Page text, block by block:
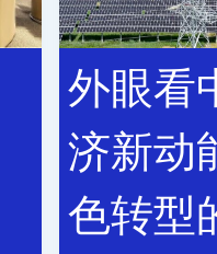
外眼看
济新动
色转型